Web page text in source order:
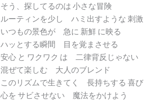
そう、探してるのは 小さな冒険
ルーティンを少し ハミ出すような 刺激
いつもの景色が 急に 新鮮 に映る
ハッとする瞬間 目を覚まさせる
安心 と ワクワク は 二律背反じゃない
混ぜて楽しむ 大人のブレンド
このリズムで生きてく 長持ちする 喜び
心を サビさせない 魔法をかけよう